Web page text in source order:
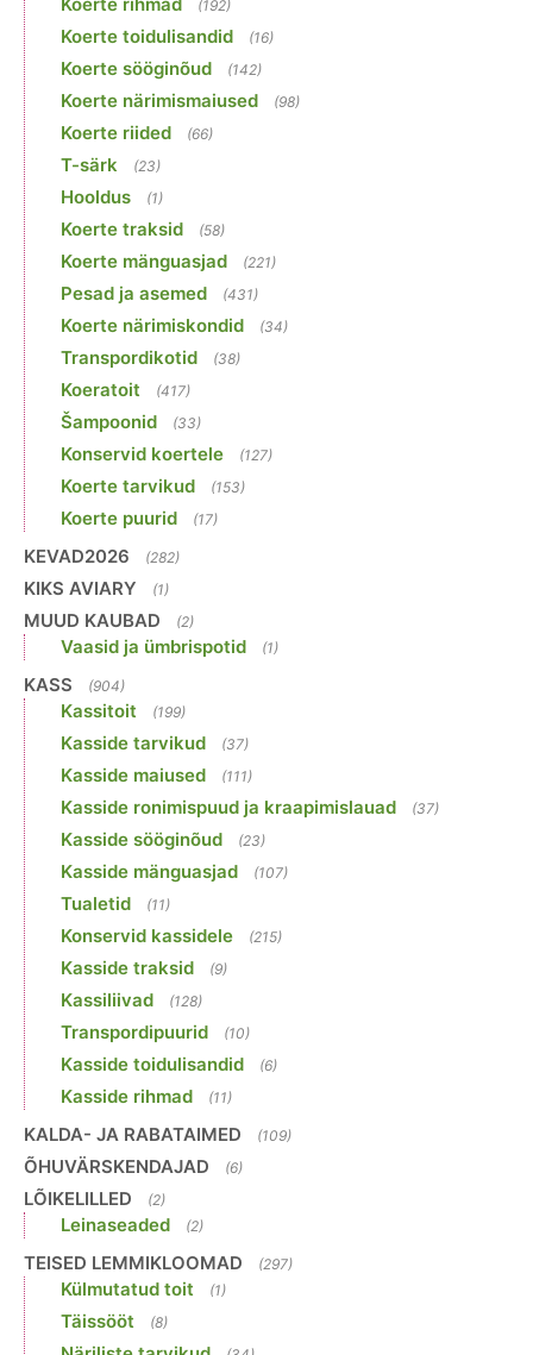
(192)
Koerte toidulisandid (16)
Koerte sööginõud (142)
Koerte närimismaiused (98)
Koerte riided (66)
T-särk (23)
Hooldus (1)
Koerte traksid (58)
Koerte mänguasjad (221)
Pesad ja asemed (431)
Koerte närimiskondid (34)
Transpordikotid (38)
Koeratoit (417)
Šampoonid (33)
Konservid koertele (127)
Koerte tarvikud (153)
Koerte puurid (17)
KEVAD2026 (282)
KIKS AVIARY (1)
MUUD KAUBAD (2)
Vaasid ja ümbrispotid (1)
KASS (904)
Kassitoit (199)
Kasside tarvikud (37)
Kasside maiused (111)
Kasside ronimispuud ja kraapimislauad (37)
Kasside sööginõud (23)
Kasside mänguasjad (107)
Tualetid (11)
Konservid kassidele (215)
Kasside traksid (9)
Kassiliivad (128)
Transpordipuurid (10)
Kasside toidulisandid (6)
Kasside rihmad (11)
KALDA- JA RABATAIMED (109)
ÕHUVÄRSKENDAJAD (6)
LÕIKELILLED (2)
Leinaseaded (2)
TEISED LEMMIKLOOMAD (297)
Külmutatud toit (1)
Täissööt (8)